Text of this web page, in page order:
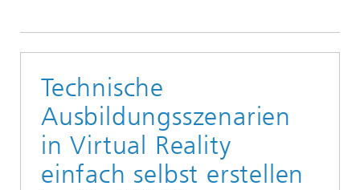
Technische
Ausbildungsszenarien
in Virtual Reality
einfach selbst erstellen